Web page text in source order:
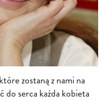
zostaną z nami na
do serca każda kobieta